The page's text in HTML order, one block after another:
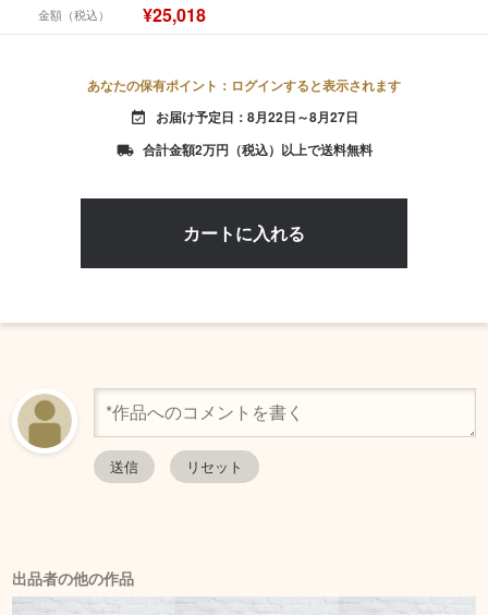
金額（税込） ¥25,018
あなたの保有ポイント：ログインすると表示されます
event_available お届け予定日：8月22日～8月27日
local_shipping 合計金額2万円（税込）以上で送料無料
出品者の他の作品